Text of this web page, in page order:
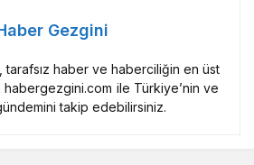
Gezgini
tarafsız haber ve haberciliğin en üst
habergezgini.com ile Türkiye’nin ve
takip edebilirsiniz.